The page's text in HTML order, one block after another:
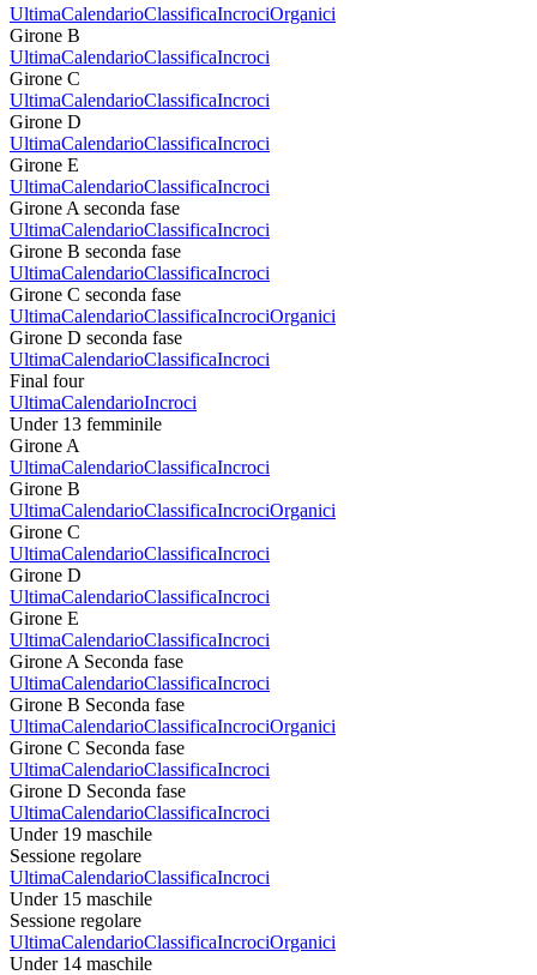
UltimaCalendarioClassificaIncrociOrganici
Girone B
UltimaCalendarioClassificaIncroci
Girone C
UltimaCalendarioClassificaIncroci
Girone D
UltimaCalendarioClassificaIncroci
Girone E
UltimaCalendarioClassificaIncroci
Girone A seconda fase
UltimaCalendarioClassificaIncroci
Girone B seconda fase
UltimaCalendarioClassificaIncroci
Girone C seconda fase
UltimaCalendarioClassificaIncrociOrganici
Girone D seconda fase
UltimaCalendarioClassificaIncroci
Final four
UltimaCalendarioIncroci
Under 13 femminile
Girone A
UltimaCalendarioClassificaIncroci
Girone B
UltimaCalendarioClassificaIncrociOrganici
Girone C
UltimaCalendarioClassificaIncroci
Girone D
UltimaCalendarioClassificaIncroci
Girone E
UltimaCalendarioClassificaIncroci
Girone A Seconda fase
UltimaCalendarioClassificaIncroci
Girone B Seconda fase
UltimaCalendarioClassificaIncrociOrganici
Girone C Seconda fase
UltimaCalendarioClassificaIncroci
Girone D Seconda fase
UltimaCalendarioClassificaIncroci
Under 19 maschile
Sessione regolare
UltimaCalendarioClassificaIncroci
Under 15 maschile
Sessione regolare
UltimaCalendarioClassificaIncrociOrganici
Under 14 maschile